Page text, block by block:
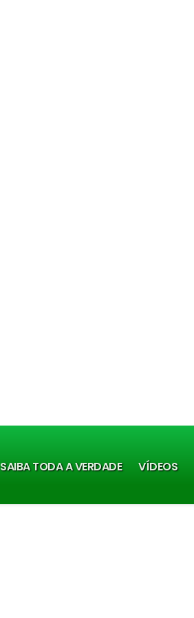
SAIBA TODA A VERDADE VÍDEOS